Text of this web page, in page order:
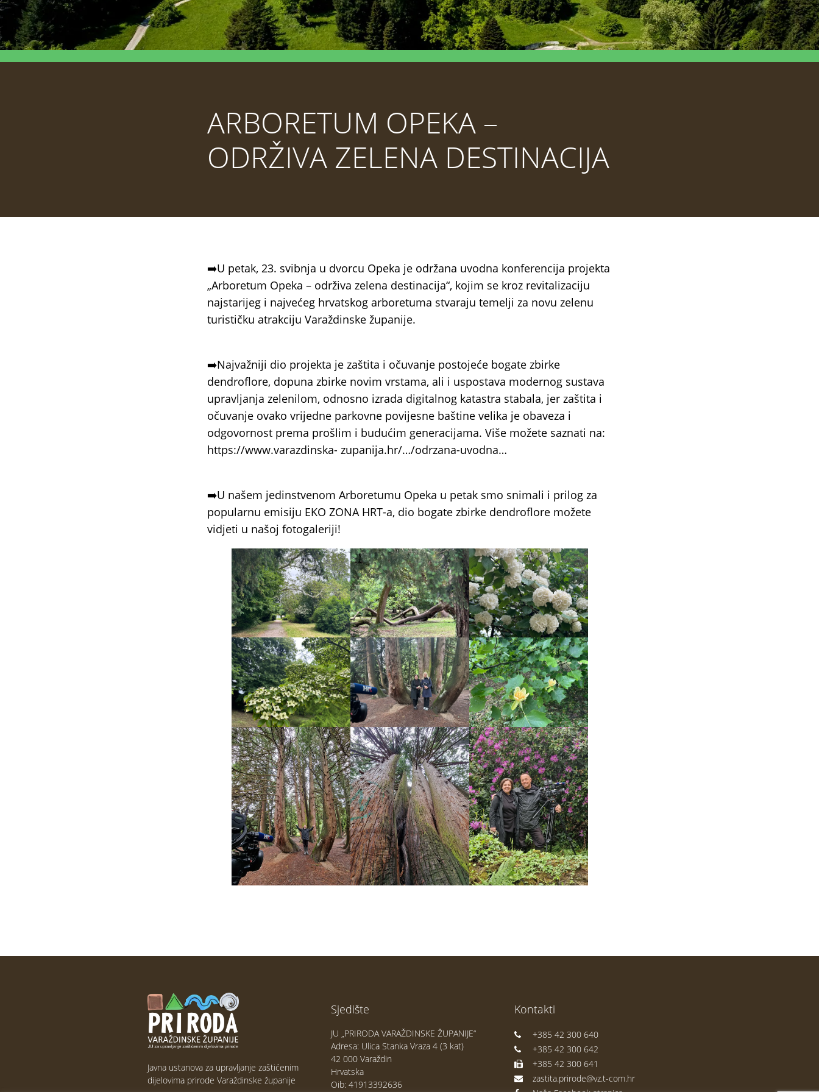
ARBORETUM OPEKA –
ODRŽIVA ZELENA DESTINACIJA
➡️U petak, 23. svibnja u dvorcu Opeka je održana uvodna konferencija projekta
„Arboretum Opeka – održiva zelena destinacija“, kojim se kroz revitalizaciju
najstarijeg i najvećeg hrvatskog arboretuma stvaraju temelji za novu zelenu
turističku atrakciju Varaždinske županije.
➡️Najvažniji dio projekta je zaštita i očuvanje postojeće bogate zbirke
dendroflore, dopuna zbirke novim vrstama, ali i uspostava modernog sustava
upravljanja zelenilom, odnosno izrada digitalnog katastra stabala, jer zaštita i
očuvanje ovako vrijedne parkovne povijesne baštine velika je obaveza i
odgovornost prema prošlim i budućim generacijama. Više možete saznati na:
https://www.varazdinska- zupanija.hr/…/odrzana-uvodna…
➡️U našem jedinstvenom Arboretumu Opeka u petak smo snimali i prilog za
popularnu emisiju EKO ZONA HRT-a, dio bogate zbirke dendroflore možete
vidjeti u našoj fotogaleriji!
Javna ustanova za upravljanje zaštićenim
dijelovima prirode Varaždinske županije
Sjedište
JU „PRIRODA VARAŽDINSKE ŽUPANIJE“
Adresa: Ulica Stanka Vraza 4 (3 kat)
42 000 Varaždin
Hrvatska
Oib: 41913392636
Kontakti
+385 42 300 640
+385 42 300 642
+385 42 300 641
zastita.prirode@vz.t-com.hr